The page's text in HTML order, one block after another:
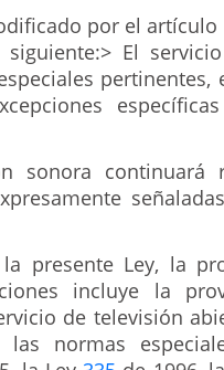
por el artículo
El
pertinentes,
sonora continuará
presente Ley, la
incluye la
de televisión
normas